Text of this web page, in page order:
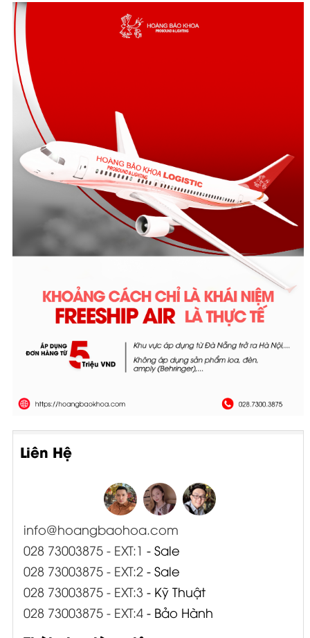
Liên Hệ
info@hoangbaohoa.com
028 73003875 - EXT:1 - Sale
028 73003875 - EXT:2- Sale
028 73003875 - EXT:3 - Kỹ Thuật
028 73003875 - EXT:4- Bảo Hành